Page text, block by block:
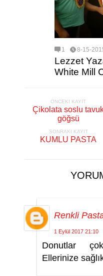
1 8-15-
Lezzet
White Mill
ÖNCEKI KAYIT
Çikolata soslu
göğsü
SONRAKI KAYIT
KUMLU PASTA
Renkli
1 Eylül 2017 21:10
Donutlar
Ellerinize